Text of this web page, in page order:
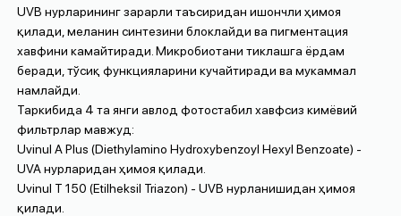
UVB нурларининг зарарли таъсиридан ишончли ҳимоя
қилади, меланин синтезини блоклайди ва пигментация
хавфини камайтиради. Микробиотани тиклашга ёрдам
беради, тўсиқ функцияларини кучайтиради ва мукаммал
намлайди.
Таркибида 4 та янги авлод фотостабил хавфсиз кимёвий
фильтрлар мавжуд:
Uvinul A Plus (Diethylamino Hydroxybenzoyl Hexyl Benzoate) -
UVA нурларидан ҳимоя қилади.
Uvinul T 150 (Etilheksil Triazon) - UVB нурланишидан ҳимоя
қилади.